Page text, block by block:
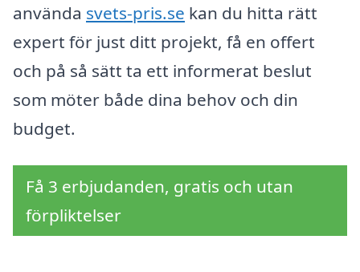
använda svets-pris.se kan du hitta rätt
expert för just ditt projekt, få en offert
och på så sätt ta ett informerat beslut
som möter både dina behov och din
budget.
Få 3 erbjudanden, gratis och utan
förpliktelser